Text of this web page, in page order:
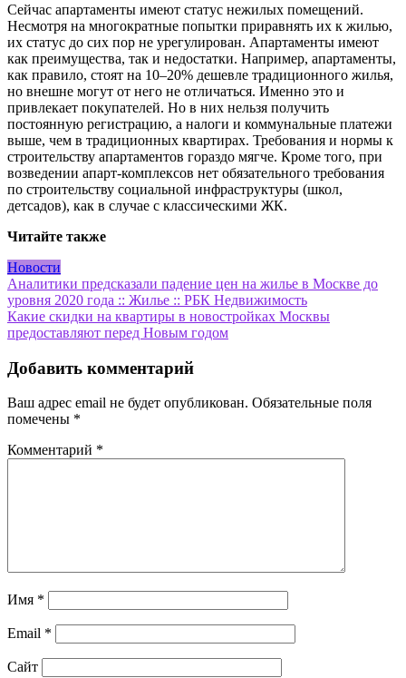
Сейчас апартаменты имеют статус нежилых помещений.
Несмотря на многократные попытки приравнять их к жилью,
их статус до сих пор не урегулирован. Апартаменты имеют
как преимущества, так и недостатки. Например, апартаменты,
как правило, стоят на 10–20% дешевле традиционного жилья,
но внешне могут от него не отличаться. Именно это и
привлекает покупателей. Но в них нельзя получить
постоянную регистрацию, а налоги и коммунальные платежи
выше, чем в традиционных квартирах. Требования и нормы к
строительству апартаментов гораздо мягче. Кроме того, при
возведении апарт-комплексов нет обязательного требования
по строительству социальной инфраструктуры (школ,
детсадов), как в случае с классическими ЖК.
Читайте также
Новости
Навигация
по
записям
Аналитики предсказали падение цен на жилье в Москве до
уровня 2020 года :: Жилье :: РБК Недвижимость
Какие скидки на квартиры в новостройках Москвы
предоставляют перед Новым годом
Добавить комментарий
Ваш адрес email не будет опубликован. Обязательные поля
помечены *
Комментарий *
Имя *
Email *
Сайт